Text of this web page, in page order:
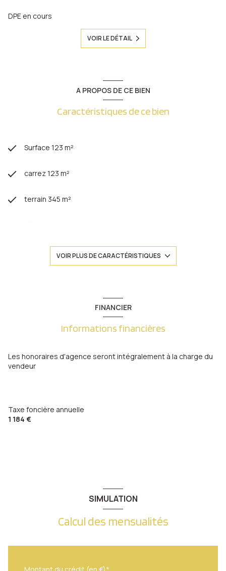
DPE en cours
VOIR LE DÉTAIL
A PROPOS DE CE BIEN
Caractéristiques de ce bien
Surface 123 m²
carrez 123 m²
terrain 345 m²
séjour 37,50 m²
cuisine séparée (équipée)
Chauffage individuel : radiateur (gaz)
3 niveau(x)
VOIR PLUS DE CARACTÉRISTIQUES
FINANCIER
Informations financières
Les honoraires d'agence seront intégralement à la charge du
vendeur
Taxe foncière annuelle
1 184 €
SIMULATION
Calcul des mensualités